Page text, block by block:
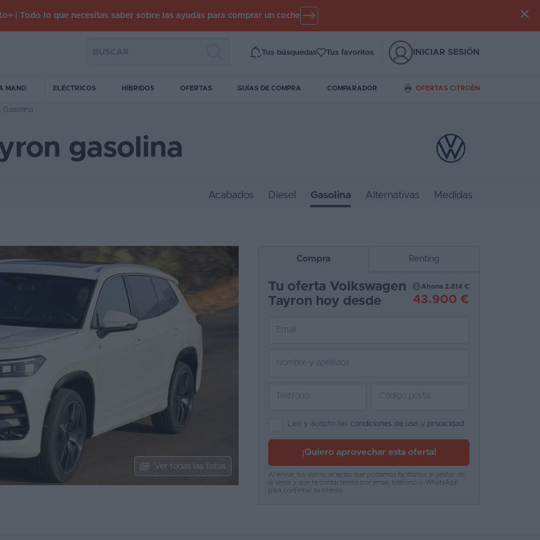
| Todo lo que necesitas saber sobre las ayudas para comprar un coche
Tus búsquedas Tus favoritos INICIAR SESIÓN
MANO ELÉCTRICOS HÍBRIDOS OFERTAS GUÍAS DE COMPRA COMPARADOR OFERTAS CITROËN
Gasolina
gasolina
Acabados Diesel Gasolina Alternativas Medidas
Ver todas las fotos
Compra Renting
Tu oferta Volkswagen
Tayron hoy desde
Ahorra 2.814 €
43.900 €
Leo y acepto las condiciones de uso y privacidad
¡Quiero aprovechar esta oferta!
Al enviar tus datos, aceptas que podamos facilitarlos al gestor de
la venta y que te contactemos por email, teléfono o WhatsApp
para confirmar tu interés.